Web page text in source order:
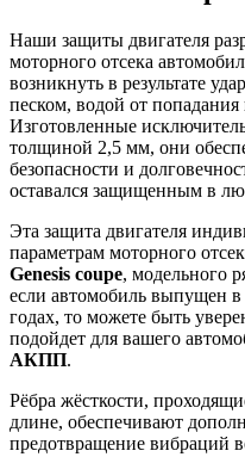
Наши защиты двигателя
моторного отсека
возникнуть в результате
песком, водой от
Изготовленные
толщиной 2,5 мм, они
безопасности и
оставался защищенным в
Эта защита двигателя
параметрам моторного
Genesis coupe, модельного
если автомобиль выпущен в
годах, то можете быть
подойдет для вашего
АКПП.
Рёбра жёсткости,
длине, обеспечивают
предотвращение вибраций